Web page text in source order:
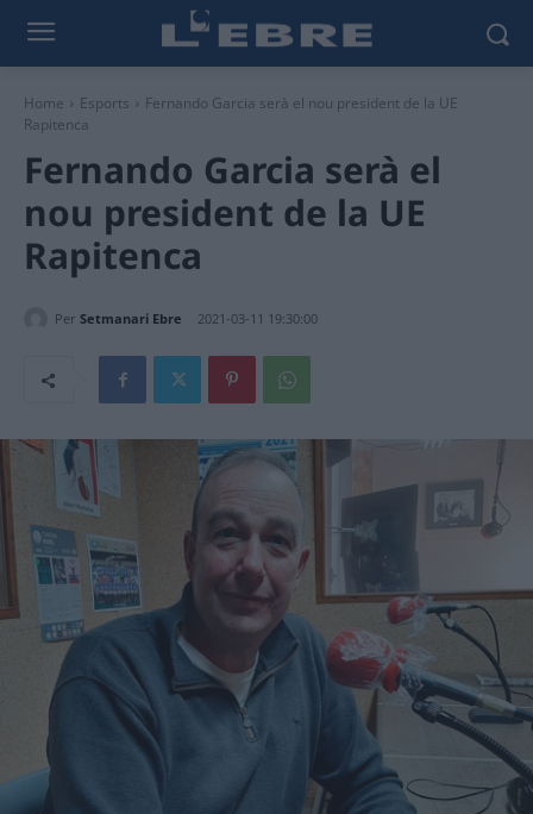
Home Esports
Fernando Garcia serà el nou president de la UE
Rapitenca
Fernando Garcia serà el
nou president de la UE
Rapitenca
Per Setmanari Ebre 2021-03-11 19:30:00